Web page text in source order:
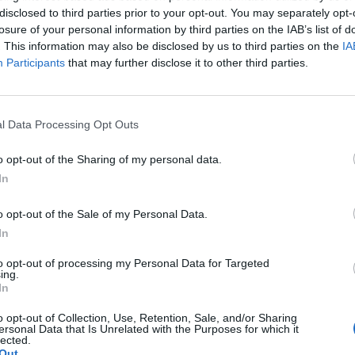
to third parties prior to your opt-out. You may separately
of your personal information by third parties on the IAB’s list of
This information may also be disclosed by us to third parties on the
Participants that may further disclose it to other third parties.
Data Processing Opt Outs
opt-out of the Sharing of my personal data.
opt-out of the Sale of my Personal Data.
opt-out of processing my Personal Data for Targeted
opt-out of Collection, Use, Retention, Sale, and/or Sharing
Data that Is Unrelated with the Purposes for which it
vette a Google évente megrendezésre kerülő
intelligencia van a középpontban, néhány
erő lehet, de a vállalat nem nézheti tágra nyílt szemekkel az
portfolio.hu hírarchívumához tartozik, melynek olvasása
tartalmazza:
cikkarchívum
elmúlt 2 év napon belüli